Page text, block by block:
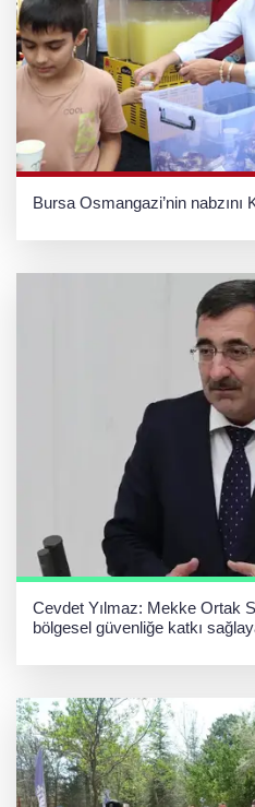
Bursa Osmangazi’nin nabzını
Cevdet Yılmaz: Mekke Ortak
bölgesel güvenliğe katkı